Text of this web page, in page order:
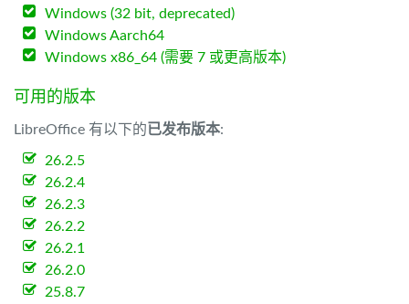
Windows (32 bit, deprecated)
Windows Aarch64
Windows x86_64 (需要 7 或更高版本)
可用的版本
LibreOffice 有以下的已发布版本:
26.2.5
26.2.4
26.2.3
26.2.2
26.2.1
26.2.0
25.8.7